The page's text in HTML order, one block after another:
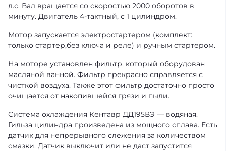
л.с. Вал вращается со скоростью 2000 оборотов в
минуту. Двигатель 4-тактный, с 1 цилиндром.
Мотор запускается электростартером (комплект:
только стартер,без ключа и реле) и ручным стартером.
На моторе установлен фильтр, который оборудован
масляной ванной. Фильтр прекрасно справляется с
чисткой воздуха. Также этот фильтр достаточно просто
очищается от накопившейся грязи и пыли.
Система охлаждения Кентавр ДД195ВЭ — водяная.
Гильза цилиндра произведена из мощного сплава. Есть
датчик для непрерывного слежения за количеством
смазки. Датчик выключит или не даст запустится